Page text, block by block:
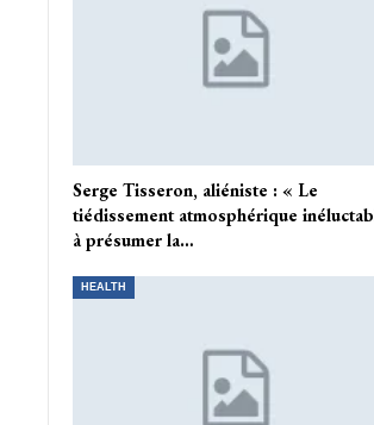
Serge Tisseron, aliéniste : « Le
tiédissement atmosphérique
à présumer la…
HEALTH